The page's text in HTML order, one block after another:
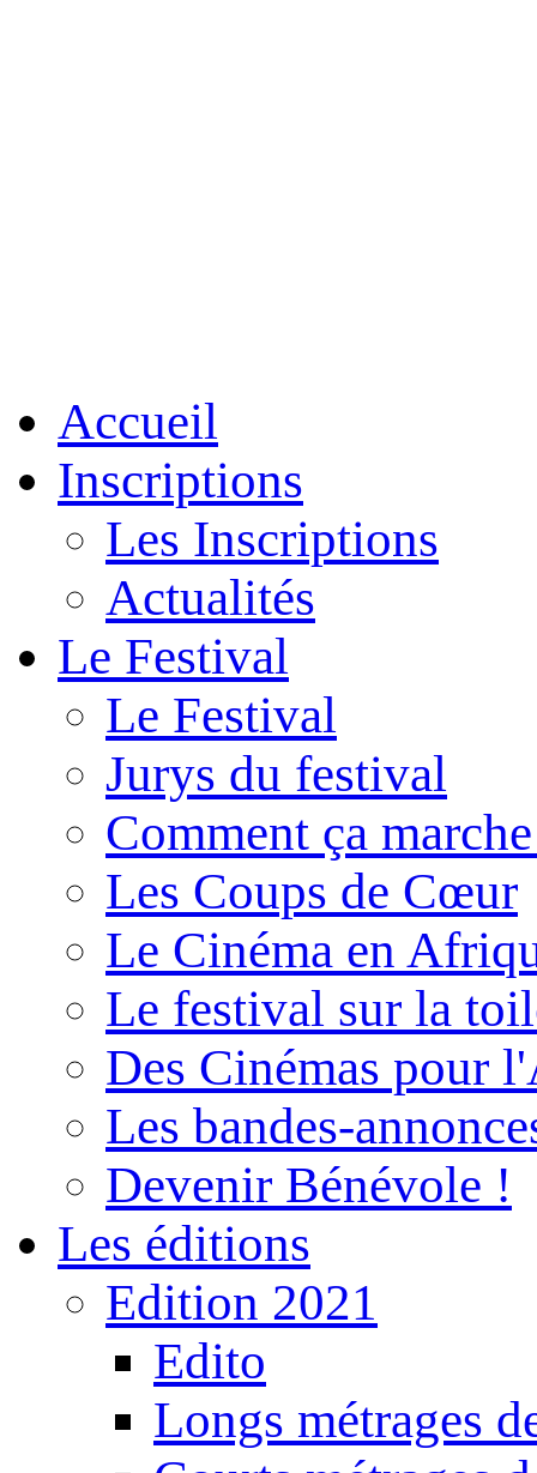
Accueil
Inscriptions
Les Inscriptions
Actualités
Le Festival
Le Festival
Jurys du festival
Comment ça
Les Coups de Cœur
Le Cinéma en
Le festival sur la
Des Cinémas pour
Les bandes-
Devenir Bénévole !
Les éditions
Edition 2021
Edito
Longs métrages